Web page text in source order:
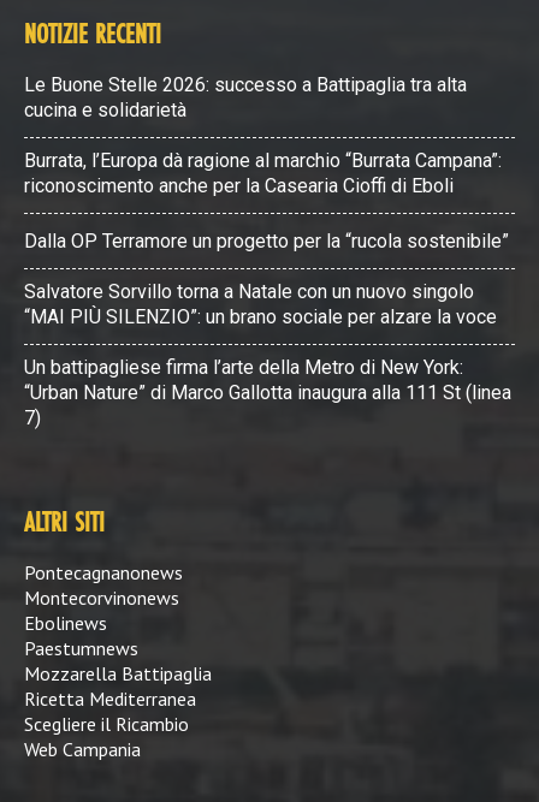
NOTIZIE RECENTI
Le Buone Stelle 2026: successo a Battipaglia tra alta
cucina e solidarietà
Burrata, l’Europa dà ragione al marchio “Burrata Campana”:
riconoscimento anche per la Casearia Cioffi di Eboli
Dalla OP Terramore un progetto per la “rucola sostenibile”
Salvatore Sorvillo torna a Natale con un nuovo singolo
“MAI PIÙ SILENZIO”: un brano sociale per alzare la voce
Un battipagliese firma l’arte della Metro di New York:
“Urban Nature” di Marco Gallotta inaugura alla 111 St (linea
7)
ALTRI SITI
Pontecagnanonews
Montecorvinonews
Ebolinews
Paestumnews
Mozzarella Battipaglia
Ricetta Mediterranea
Scegliere il Ricambio
Web Campania